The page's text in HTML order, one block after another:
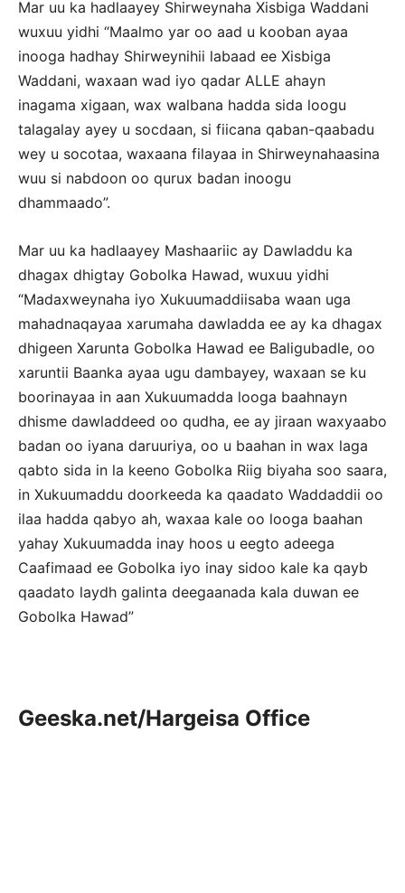
Mar uu ka hadlaayey Shirweynaha Xisbiga Waddani
wuxuu yidhi “Maalmo yar oo aad u kooban ayaa
inooga hadhay Shirweynihii labaad ee Xisbiga
Waddani, waxaan wad iyo qadar ALLE ahayn
inagama xigaan, wax walbana hadda sida loogu
talagalay ayey u socdaan, si fiicana qaban-qaabadu
wey u socotaa, waxaana filayaa in Shirweynahaasina
wuu si nabdoon oo qurux badan inoogu
dhammaado”.
Mar uu ka hadlaayey Mashaariic ay Dawladdu ka
dhagax dhigtay Gobolka Hawad, wuxuu yidhi
“Madaxweynaha iyo Xukuumaddiisaba waan uga
mahadnaqayaa xarumaha dawladda ee ay ka dhagax
dhigeen Xarunta Gobolka Hawad ee Baligubadle, oo
xaruntii Baanka ayaa ugu dambayey, waxaan se ku
boorinayaa in aan Xukuumadda looga baahnayn
dhisme dawladdeed oo qudha, ee ay jiraan waxyaabo
badan oo iyana daruuriya, oo u baahan in wax laga
qabto sida in la keeno Gobolka Riig biyaha soo saara,
in Xukuumaddu doorkeeda ka qaadato Waddaddii oo
ilaa hadda qabyo ah, waxaa kale oo looga baahan
yahay Xukuumadda inay hoos u eegto adeega
Caafimaad ee Gobolka iyo inay sidoo kale ka qayb
qaadato laydh galinta deegaanada kala duwan ee
Gobolka Hawad”
Geeska.net/Hargeisa Office